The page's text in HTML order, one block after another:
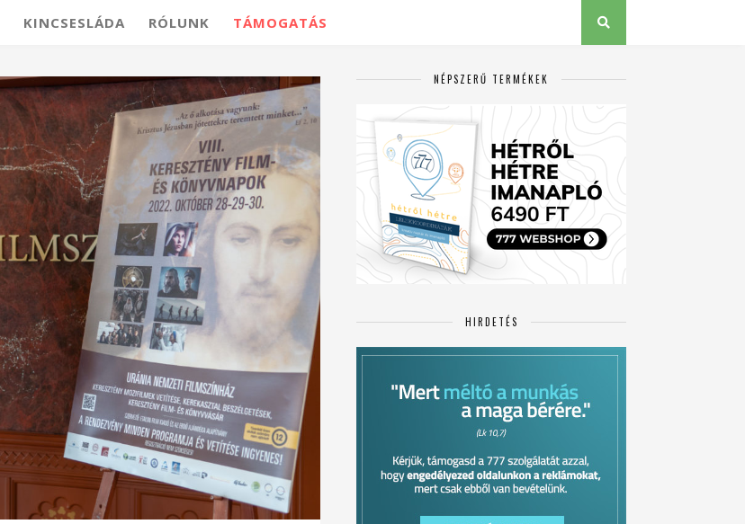
KINCSESLÁDA RÓLUNK TÁMOGATÁS
NÉPSZERŰ TERMÉKEK
HIRDETÉS